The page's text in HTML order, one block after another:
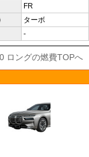
FR
ターボ
-
ロングの燃費TOPへ